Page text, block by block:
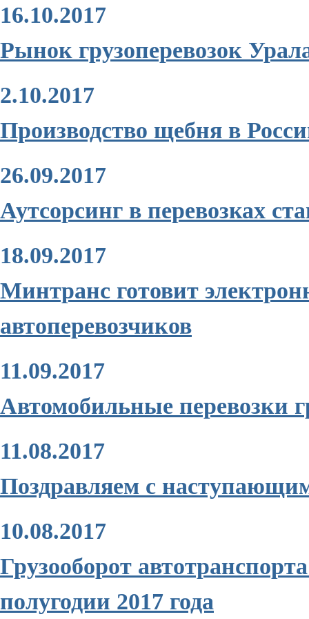
16.10.2017
Рынок грузоперевозок
2.10.2017
Производство щебня в
26.09.2017
Аутсорсинг в перевозках
18.09.2017
Минтранс готовит
автоперевозчиков
11.09.2017
Автомобильные перевозки
11.08.2017
Поздравляем с
10.08.2017
Грузооборот
полугодии 2017 года